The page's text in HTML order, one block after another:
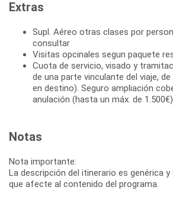
Extras
Supl. Aéreo otras clases por
consultar
Visitas opcinales segun paquete
Cuota de servicio, visado y
de una parte vinculante del viaje, de
en destino). Seguro ampliación
anulación (hasta un máx. de
Notas
Nota importante:
La descripción del itinerario es genérica
que afecte al contenido del programa.